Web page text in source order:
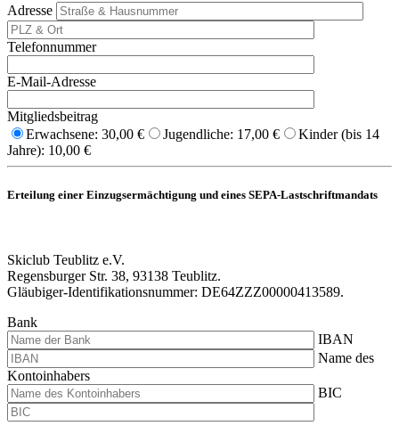
Bitte
lasse
dieses
Feld
leer.
Adresse
Telefonnummer
E-Mail-Adresse
Mitgliedsbeitrag
Erwachsene: 30,00 €
Jugendliche: 17,00 €
Kinder (bis 14
Jahre): 10,00 €
Erteilung einer Einzugsermächtigung und eines SEPA-Lastschriftmandats
Skiclub Teublitz e.V.
Regensburger Str. 38, 93138 Teublitz.
Gläubiger-Identifikationsnummer: DE64ZZZ00000413589.
Bank
IBAN
Name des
Kontoinhabers
BIC